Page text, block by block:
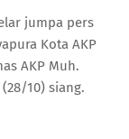
jumpa pers
Kota AKP
AKP Muh.
10) siang.